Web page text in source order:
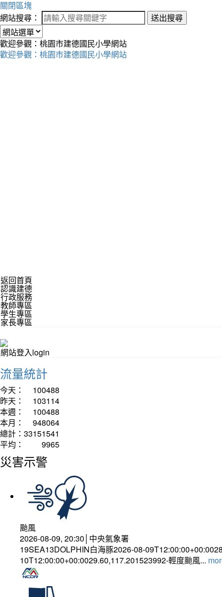
關閉區塊
網站搜尋：
送出搜尋
歡迎參觀：桃園市建德國民小學網站
歡迎參觀：桃園市建德國民小學網站
返回首頁
認識建德
行政服務
教師專區
學生專區
家長專區
網站登入login
流量統計
今天：
100488
昨天：
103114
本週：
100488
本月：
948064
總計： 33151541
平均：
9965
災害示警
颱風
2026-08-09, 20:30│中央氣象署
19SEA13DOLPHIN白海豚2026-08-
10T12:00:00+00:0029.60,117.201523992-輕度颱風...